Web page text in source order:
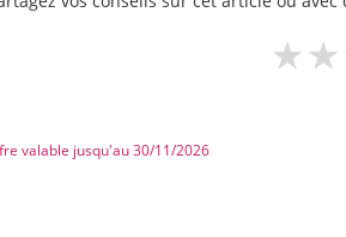
valable jusqu'au 30/11/2026